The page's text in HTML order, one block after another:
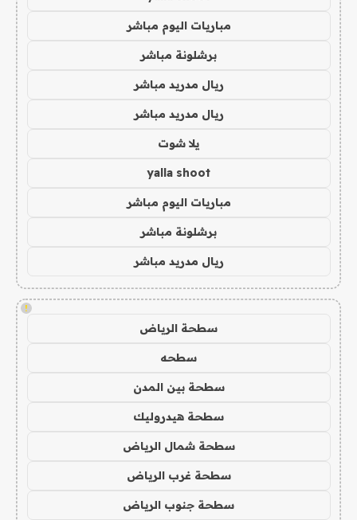
مباريات اليوم مباشر
برشلونة مباشر
ريال مدريد مباشر
ريال مدريد مباشر
يلا شوت
yalla shoot
مباريات اليوم مباشر
برشلونة مباشر
ريال مدريد مباشر
!
سطحة الرياض
سطحه
سطحة بين المدن
سطحة هيدروليك
سطحة شمال الرياض
سطحة غرب الرياض
سطحة جنوب الرياض